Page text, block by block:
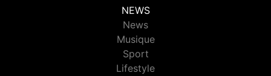
NEWS
News
Musique
Sport
Lifestyle